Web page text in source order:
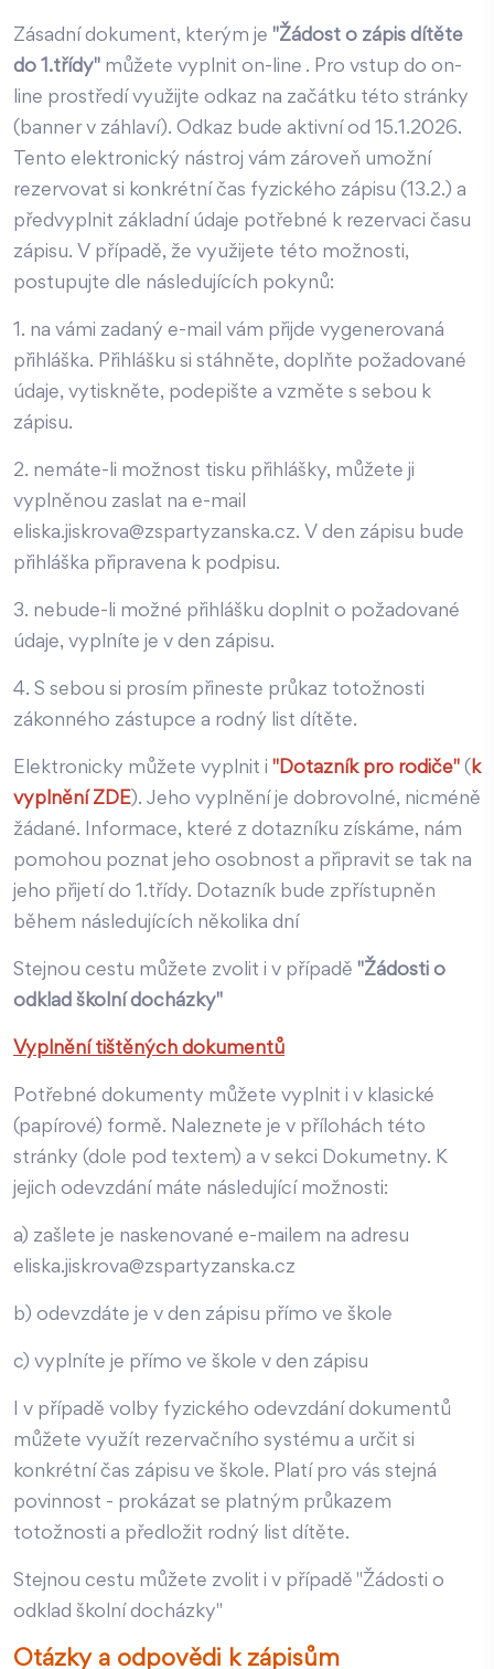
Zásadní dokument, kterým je "Žádost o zápis dítěte
do 1.třídy" můžete vyplnit on-line . Pro vstup do on-
line prostředí využijte odkaz na začátku této stránky
(banner v záhlaví). Odkaz bude aktivní od 15.1.2026.
Tento elektronický nástroj vám zároveň umožní
rezervovat si konkrétní čas fyzického zápisu (13.2.) a
předvyplnit základní údaje potřebné k rezervaci času
zápisu. V případě, že využijete této možnosti,
postupujte dle následujících pokynů:
1. na vámi zadaný e-mail vám přijde vygenerovaná
přihláška. Přihlášku si stáhněte, doplňte požadované
údaje, vytiskněte, podepište a vzměte s sebou k
zápisu.
2. nemáte-li možnost tisku přihlášky, můžete ji
vyplněnou zaslat na e-mail
eliska.jiskrova@zspartyzanska.cz. V den zápisu bude
přihláška připravena k podpisu.
3. nebude-li možné přihlášku doplnit o požadované
údaje, vyplníte je v den zápisu.
4. S sebou si prosím přineste průkaz totožnosti
zákonného zástupce a rodný list dítěte.
Elektronicky můžete vyplnit i "Dotazník pro rodiče" ( k
vyplnění ZDE). Jeho vyplnění je dobrovolné, nicméně
žádané. Informace, které z dotazníku získáme, nám
pomohou poznat jeho osobnost a připravit se tak na
jeho přijetí do 1.třídy. Dotazník bude zpřístupněn
během následujících několika dní
Stejnou cestu můžete zvolit i v případě "Žádosti o
odklad školní docházky"
Vyplnění tištěných dokumentů
Potřebné dokumenty můžete vyplnit i v klasické
(papírové) formě. Naleznete je v přílohách této
stránky (dole pod textem) a v sekci Dokumetny. K
jejich odevzdání máte následující možnosti:
a) zašlete je naskenované e-mailem na adresu
eliska.jiskrova@zspartyzanska.cz
b) odevzdáte je v den zápisu přímo ve škole
c) vyplníte je přímo ve škole v den zápisu
I v případě volby fyzického odevzdání dokumentů
můžete využít rezervačního systému a určit si
konkrétní čas zápisu ve škole. Platí pro vás stejná
povinnost - prokázat se platným průkazem
totožnosti a předložit rodný list dítěte.
Stejnou cestu můžete zvolit i v případě "Žádosti o
odklad školní docházky"
Otázky a odpovědi k zápisům